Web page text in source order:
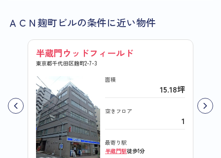
ＡＣＮ麹町ビルの条件に近い物件
半蔵門ウッドフィールド
東京都千代田区麹町2-7-3
面積
15.18坪
空きフロア
1
最寄り駅
半蔵門駅徒歩1分